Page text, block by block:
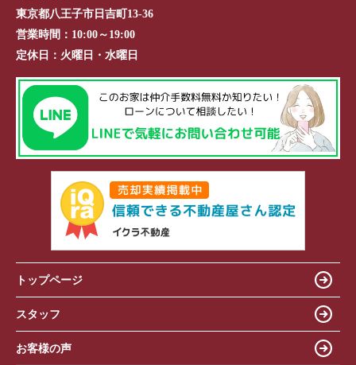
東京都八王子市日吉町13-36
営業時間： 10:00～19:00
定休日： 火曜日・水曜日
トップページ
スタッフ
お客様の声